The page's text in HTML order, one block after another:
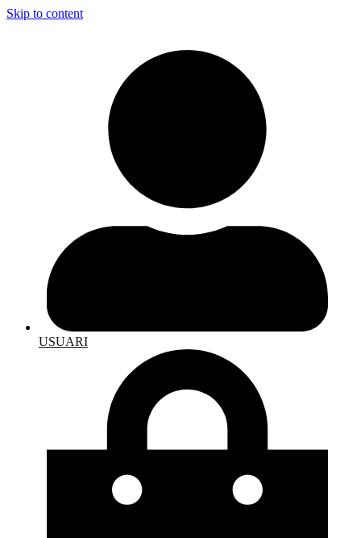
Skip to content
USUARI